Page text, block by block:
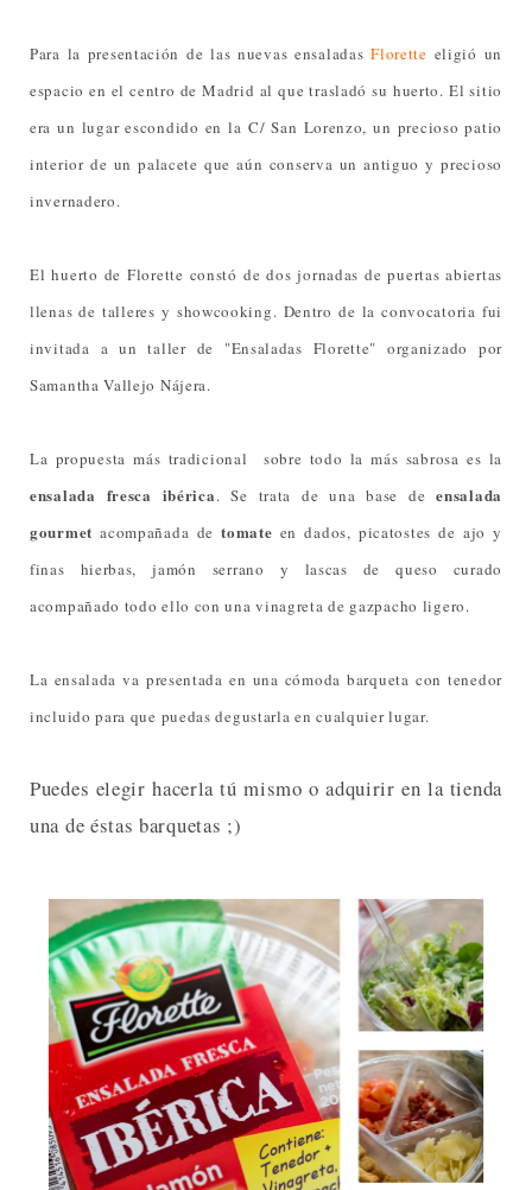
Para la presentación de las nuevas ensaladasFlorette eligió un
espacio en el centro de Madrid al que trasladó su huerto. El sitio
era un lugar escondido en la C/ San Lorenzo, un precioso patio
interior de un palacete que aún conserva un antiguo y precioso
invernadero.
El huerto de Florette constó de dos jornadas de puertas abiertas
llenas de talleres y showcooking. Dentro de la convocatoria fui
invitada a un taller de "Ensaladas Florette" organizado por
Samantha Vallejo Nájera.
La propuesta más tradicional sobre todo la más sabrosa es la
ensalada fresca ibérica. Se trata de una base deensalada
gourmet acompañada detomate en dados, picatostes de ajo y
finas hierbas, jamón serrano y lascas de queso curado
acompañado todo ello con una vinagreta de gazpacho ligero.
La ensalada va presentada en una cómoda barqueta con tenedor
incluido para que puedas degustarla en cualquier lugar.
Puedes elegir hacerla tú mismo o adquirir en la tienda
una de éstas barquetas ;)